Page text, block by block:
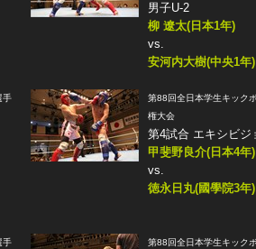
男子U-2
柳 遼太(日本1年)
vs.
安河内大樹(中央1年)
手
第88回全日本学生キック
権大会
第4試合 エキシビジ
甲斐野良介(日本4年)
vs.
徳永日丸(國學院3年)
手
第88回全日本学生キック